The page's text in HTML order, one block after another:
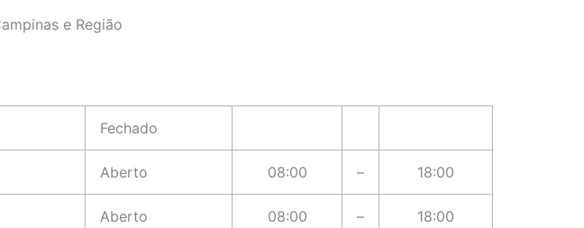
e Região
Fechado
Aberto 08:00 – 18:00
Aberto 08:00 – 18:00